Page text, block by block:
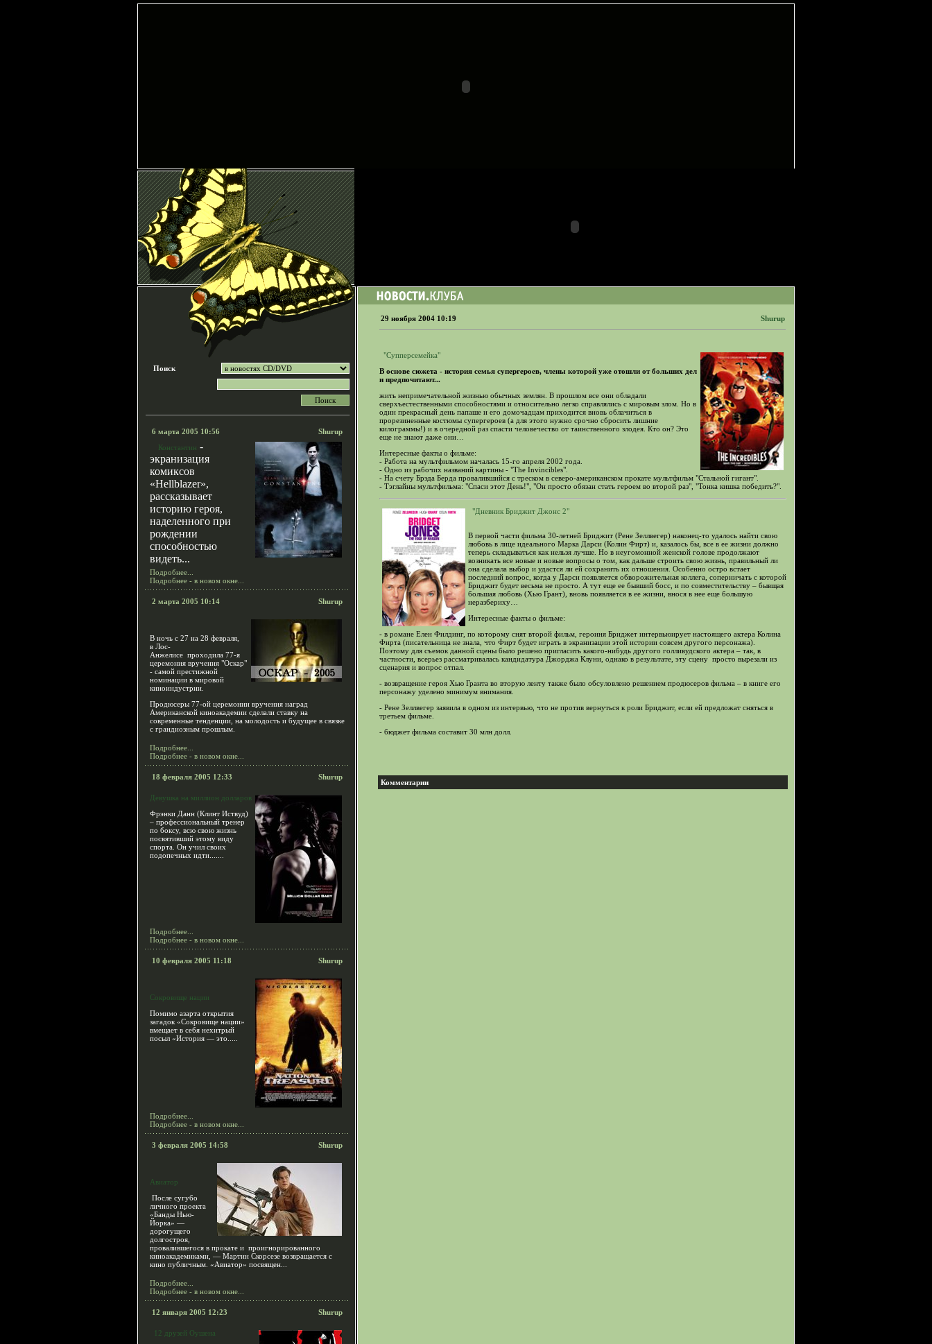
Поиск
6 марта 2005 10:56
Shurup
Константин -
экранизация
комиксов
«Hellblazer»,
рассказывает
историю героя,
наделенного при
рождении
способностью
видеть...
Подробнее...
Подробнее - в новом окне...
2 марта 2005 10:14 Shurup
В ночь с 27 на 28 февраля,
в Лос-
Анжелисе проходила 77-я
церемония вручения "Оскар"
- самой престижной
номинации в мировой
киноиндустрии.
Продюсеры 77-ой церемонии вручения наград
Американской киноакадемии сделали ставку на
современные тенденции, на молодость и будущее в связке
с грандиозным прошлым.
Подробнее...
Подробнее - в новом окне...
18 февраля 2005 12:33 Shurup
Девушка на миллион долларов
Фрэнки Данн (Клинт Иствуд)
– профессиональный тренер
по боксу, всю свою жизнь
посвятивший этому виду
спорта. Он учил своих
подопечных идти.......
Подробнее...
Подробнее - в новом окне...
10 февраля 2005 11:18 Shurup
Сокровище нации
Помимо азарта открытия
загадок «Сокровище нации»
вмещает в себя нехитрый
посыл «История — это.....
Подробнее...
Подробнее - в новом окне...
3 февраля 2005 14:58 Shurup
Авиатор
После сугубо
личного проекта
«Банды Нью-
Йорка» —
дорогущего
долгостроя,
провалившегося в прокате и проигнорированного
киноакадемиками, — Мартин Скорсезе возвращается с
кино публичным. «Авиатор» посвящен...
Подробнее...
Подробнее - в новом окне...
12 января 2005 12:23 Shurup
12 друзей Оушена
29 ноября 2004 10:19 Shurup
"Супперсемейка"
В основе сюжета - история семья супергероев, члены которой уже отошли от больших дел
и предпочитают...
жить непримечательной жизнью обычных землян. В прошлом все они обладали
сверхъестественными способностями и относительно легко справлялись с мировым злом. Но в
один прекрасный день папаше и его домочадцам приходится вновь облачиться в
прорезиненные костюмы супергероев (а для этого нужно срочно сбросить лишние
килограммы!) и в очередной раз спасти человечество от таинственного злодея. Кто он? Это
еще не знают даже они…
Интересные факты о фильме:
- Работа на мультфильмом началась 15-го апреля 2002 года.
- Одно из рабочих названий картины - "The Invincibles".
- На счету Брэда Берда провалившийся с треском в северо-американском прокате мультфильм "Стальной гигант".
- Тэглайны мультфильма: "Спаси этот День!", "Он просто обязан стать героем во второй раз", "Тонка кишка победить?".
"Дневник Бриджит Джонс 2"
В первой части фильма 30-летней Бриджит (Рене Зеллвегер) наконец-то удалось найти свою
любовь в лице идеального Марка Дарси (Колин Фирт) и, казалось бы, все в ее жизни должно
теперь складываться как нельзя лучше. Но в неугомонной женской голове продолжают
возникать все новые и новые вопросы о том, как дальше строить свою жизнь, правильный ли
она сделала выбор и удастся ли ей сохранить их отношения. Особенно остро встает
последний вопрос, когда у Дарси появляется обворожительная коллега, соперничать с которой
Бриджит будет весьма не просто. А тут еще ее бывший босс, и по совместительству – бывщая
большая любовь (Хью Грант), вновь появляется в ее жизни, внося в нее еще большую
неразбериху…
Интересные факты о фильме:
- в романе Елен Филдинг, по которому снят второй фильм, героиня Бриджет интервьюирует настоящего актера Колина
Фирта (писательница не знала, что Фирт будет играть в экранизации этой истории совсем другого персонажа).
Поэтому для съемок данной сцены было решено пригласить какого-нибудь другого голливудского актера – так, в
частности, всерьез рассматривалась кандидатура Джорджа Клуни, однако в результате, эту сцену просто вырезали из
сценария и вопрос отпал.
- возвращение героя Хью Гранта во вторую ленту также было обсуловлено решением продюсеров фильма – в книге его
персонажу уделено минимум внимания.
- Рене Зеллвегер заявила в одном из интервью, что не против вернуться к роли Бриджит, если ей предложат сняться в
третьем фильме.
- бюджет фильма составит 30 млн долл.
Комментарии